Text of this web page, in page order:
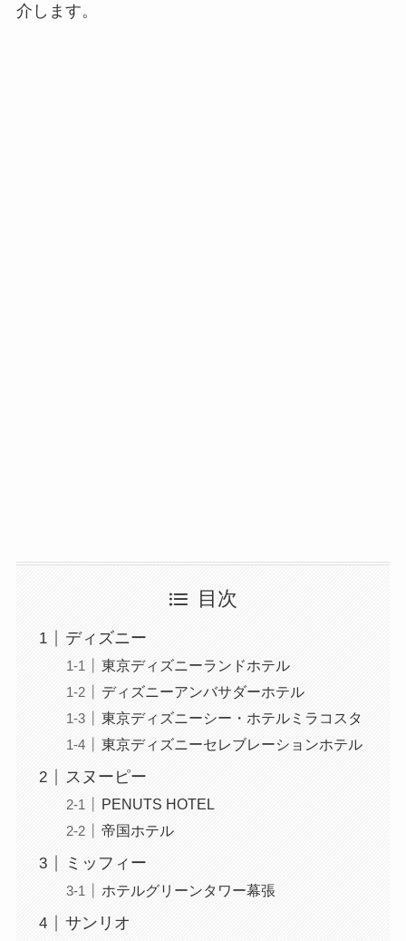
介します。
目次
ディズニー
東京ディズニーランドホテル
ディズニーアンバサダーホテル
東京ディズニーシー・ホテルミラコスタ
東京ディズニーセレブレーションホテル
スヌーピー
PENUTS HOTEL
帝国ホテル
ミッフィー
ホテルグリーンタワー幕張
サンリオ